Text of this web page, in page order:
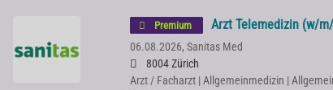
Premium Arzt Telemedizin (w/
06.08.2026, Sanitas Med
8004 Zürich
Arzt / Facharzt | Allgemeinmedizin |